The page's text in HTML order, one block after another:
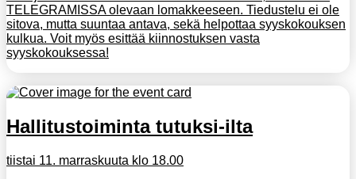
TELEGRAMISSA olevaan lomakkeeseen. Tiedustelu ei ole
sitova, mutta suuntaa antava, sekä helpottaa syyskokouksen
kulkua. Voit myös esittää kiinnostuksen vasta
syyskokouksessa!
Hallitustoiminta tutuksi-ilta
tiistai 11. marraskuuta klo 18.00